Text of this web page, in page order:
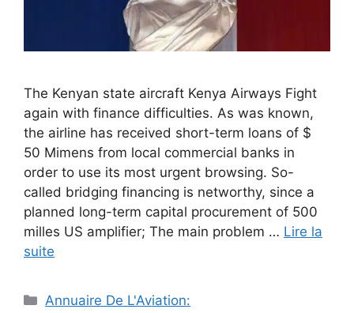
The Kenyan state aircraft Kenya Airways Fight
again with finance difficulties. As was known,
the airline has received short-term loans of $
50 Mimens from local commercial banks in
order to use its most urgent browsing. So-
called bridging financing is networthy, since a
planned long-term capital procurement of 500
milles US amplifier; The main problem … Lire la
suite
Catégories
Annuaire De L'Aviation: